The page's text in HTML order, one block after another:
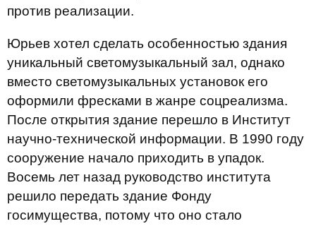
против реализации.
Юрьев хотел сделать особенностью здания
уникальный светомузыкальный зал, однако
вместо светомузыкальных установок его
оформили фресками в жанре соцреализма.
После открытия здание перешло в Институт
научно-технической информации. В 1990 году
сооружение начало приходить в упадок.
Восемь лет назад руководство института
решило передать здание Фонду
госимущества, потому что оно стало